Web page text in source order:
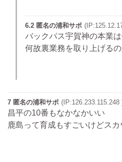
6.2 匿名の浦和サポ
バックパス宇賀神の本業
何故裏業務を取り上げるの
7 匿名の浦和サポ (IP:126.233.115.248
昌平の10番もなかなかいい
鹿島って育成もすごいけどス